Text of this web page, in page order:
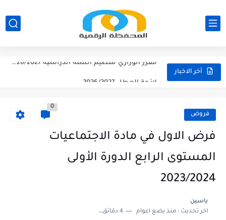
أخر الاخبار
نتائج الحركة الانتقالية الجهوية - الابتدائي 2026
امتحان الموحد الإقليمي اللغة الفرنسية لمستوى السادس 2025/2026 فروض
0
فرض الاول في مادة الاجتماعيات
المستوى الرابع الدورة الأولى
2023/2024
ياسين
اخر تحديث :منذ بضع اعوام 4 دقائق للقراءة